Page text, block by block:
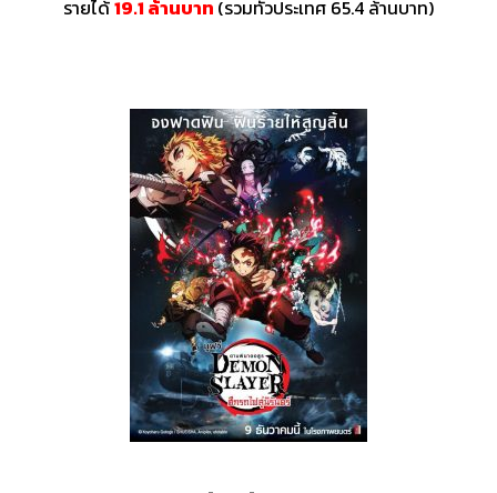
รายได้19.1 ล้านบาท (รวมทั่วประเทศ 65.4 ล้านบาท)